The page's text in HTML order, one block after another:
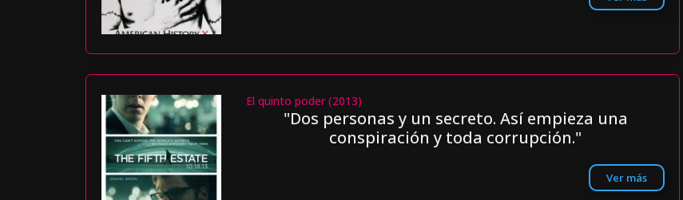
El quinto poder (2013)
"Dos personas y un secreto. Así empieza una
conspiración y toda corrupción."
Ver más